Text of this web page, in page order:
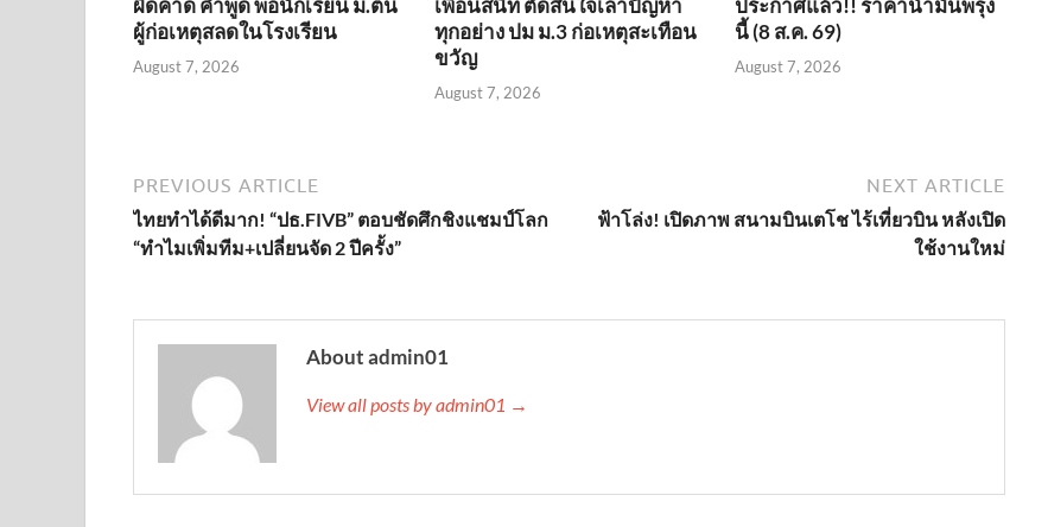
ผิดคาด คำพูด พ่อนักเรียน ม.ต้น
ผู้ก่อเหตุสลดในโรงเรียน
August 7, 2026
เพื่อนสนิท ตัดสินใจเล่าปัญหา
ทุกอย่าง ปม ม.3 ก่อเหตุสะเทือน
ขวัญ
August 7, 2026
ประกาศแล้ว!! ราคาน้ำมันพรุ่ง
นี้ (8 ส.ค. 69)
August 7, 2026
PREVIOUS ARTICLE
ไทยทำได้ดีมาก! “ปธ.FIVB” ตอบชัดศึกชิงแชมป์โลก
“ทำไมเพิ่มทีม+เปลี่ยนจัด 2 ปีครั้ง”
NEXT ARTICLE
ฟ้าโล่ง! เปิดภาพ สนามบินเตโช ไร้เที่ยวบิน หลังเปิด
ใช้งานใหม่
About admin01
View all posts by admin01 →